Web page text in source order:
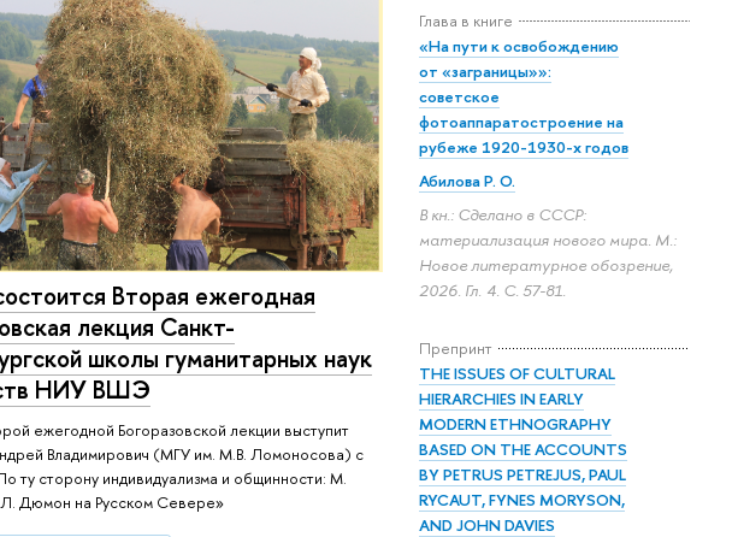
Глава в книге
«На пути к освобождению
от «заграницы»»:
советское
фотоаппаратостроение на
рубеже 1920-1930-х годов
Абилова Р. О.
В кн.: Сделано в СССР:
материализация нового мира. М.:
Новое литературное обозрение,
2026. Гл. 4. С. 57-81.
Препринт
THE ISSUES OF CULTURAL
HIERARCHIES IN EARLY
MODERN ETHNOGRAPHY
BASED ON THE ACCOUNTS
BY PETRUS PETREJUS, PAUL
RYCAUT, FYNES MORYSON,
AND JOHN DAVIES
Вторая ежегодная
лекция Санкт-
школы гуманитарных наук
НИУ ВШЭ
ежегодной Богоразовской лекции выступит
Владимирович (МГУ им. М.В. Ломоносова) c
ту сторону индивидуализма и общинности: М.
Дюмон на Русском Севере»